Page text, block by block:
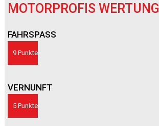
MOTORPROFIS WERTUNG
FAHRSPASS
9 Punkte
VERNUNFT
5 Punkte